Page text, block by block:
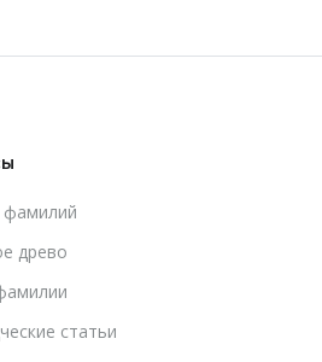
фамилий
древо
статьи